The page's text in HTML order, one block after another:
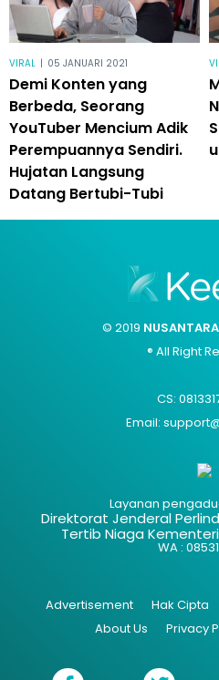
VIRAL | 05 JANUARI 2021
Demi Konten yang
Berbeda, Seorang
YouTuber Mencium Adik
Perempuannya Sendiri.
Hujatan Langsung
Datang Bertubi-Tubi
© 2019
® All Right
CS:
Email:
Layanan
Direktorat Jenderal
Tertib Niaga
WA :
Advertisement Hak Cipta
About Us
Privacy